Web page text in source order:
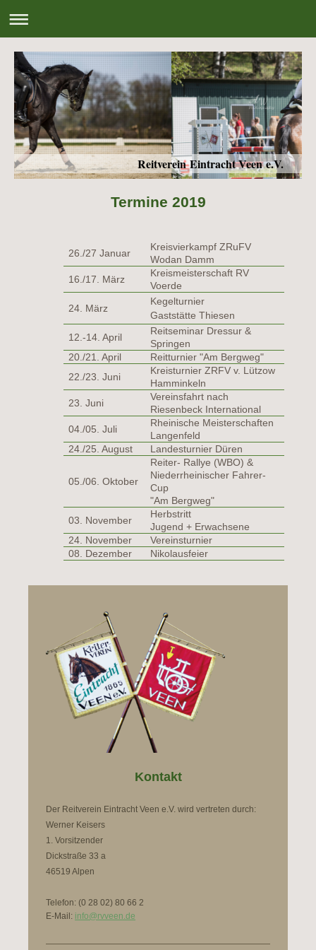
Reitverein Eintracht Veen e.V.
Termine 2019
26./27 Januar
Kreisvierkampf ZRuFV
Wodan Damm
16./17. März
Kreismeisterschaft RV
Voerde
24. März
Kegelturnier
Gaststätte Thiesen
12.-14. April
Reitseminar Dressur &
Springen
20./21. April
Reitturnier "Am Bergweg"
22./23. Juni
Kreisturnier ZRFV v. Lützow
Hamminkeln
23. Juni
Vereinsfahrt nach
Riesenbeck International
04./05. Juli
Rheinische Meisterschaften
Langenfeld
24./25. August
Landesturnier Düren
05./06. Oktober
Reiter- Rallye (WBO) &
Niederrheinischer Fahrer-
Cup
"Am Bergweg"
03. November
Herbstritt
Jugend + Erwachsene
24. November
Vereinsturnier
08. Dezember
Nikolausfeier
Kontakt
Der Reitverein Eintracht Veen e.V. wird vertreten durch:
Werner Keisers
1. Vorsitzender
Dickstraße 33 a
46519 Alpen
Telefon: (0 28 02) 80 66 2
E-Mail: info@rvveen.de